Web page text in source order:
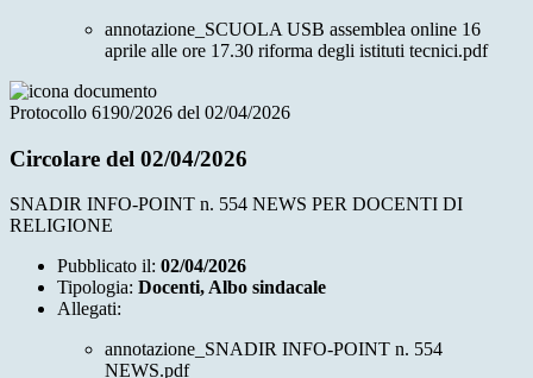
annotazione_SCUOLA USB assemblea online 16
aprile alle ore 17.30 riforma degli istituti tecnici.pdf
Protocollo 6190/2026 del 02/04/2026
Circolare del 02/04/2026
SNADIR INFO-POINT n. 554 NEWS PER DOCENTI DI
RELIGIONE
Pubblicato il: 02/04/2026
Tipologia: Docenti, Albo sindacale
Allegati:
annotazione_SNADIR INFO-POINT n. 554
NEWS.pdf